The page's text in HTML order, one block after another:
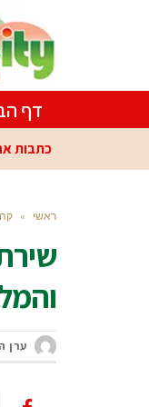
דף
כתבות
ראשי »
ערן